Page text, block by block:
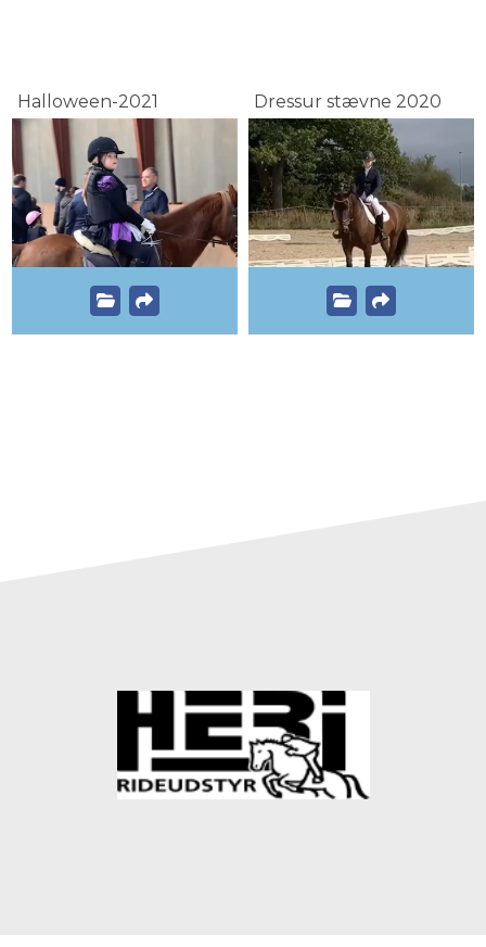
Halloween-2021 Dressur stævne 2020